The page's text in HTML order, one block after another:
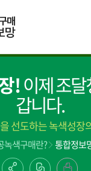
!이제 조
갑니다.
선도하는 녹색성장
녹색구매란? 통합정보